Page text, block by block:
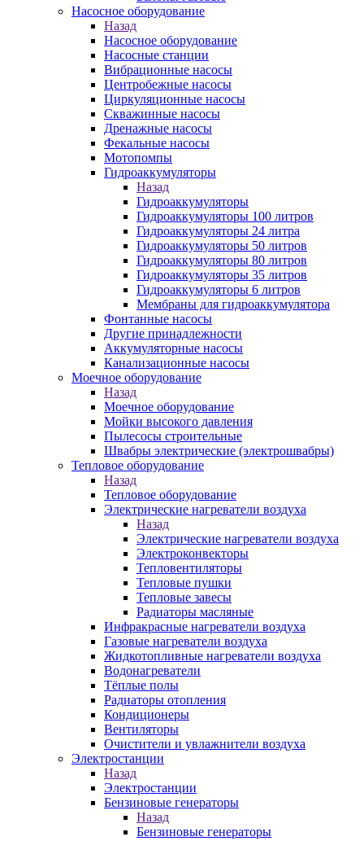
Насосное оборудование
Назад
Насосное оборудование
Насосные станции
Вибрационные насосы
Центробежные насосы
Циркуляционные насосы
Скважинные насосы
Дренажные насосы
Фекальные насосы
Мотопомпы
Гидроаккумуляторы
Назад
Гидроаккумуляторы
Гидроаккумуляторы 100 литров
Гидроаккумуляторы 24 литра
Гидроаккумуляторы 50 литров
Гидроаккумуляторы 80 литров
Гидроаккумуляторы 35 литров
Гидроаккумуляторы 6 литров
Мембраны для гидроаккумулятора
Фонтанные насосы
Другие принадлежности
Аккумуляторные насосы
Канализационные насосы
Моечное оборудование
Назад
Моечное оборудование
Мойки высокого давления
Пылесосы строительные
Швабры электрические (электрошвабры)
Тепловое оборудование
Назад
Тепловое оборудование
Электрические нагреватели воздуха
Назад
Электрические нагреватели воздуха
Электроконвекторы
Тепловентиляторы
Тепловые пушки
Тепловые завесы
Радиаторы масляные
Инфракрасные нагреватели воздуха
Газовые нагреватели воздуха
Жидкотопливные нагреватели воздуха
Водонагреватели
Тёплые полы
Радиаторы отопления
Кондиционеры
Вентиляторы
Очистители и увлажнители воздуха
Электростанции
Назад
Электростанции
Бензиновые генераторы
Назад
Бензиновые генераторы